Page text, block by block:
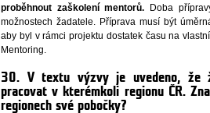
proběhnout zaškolení mentorů. Doba
možnostech žadatele. Příprava musí být
aby byl v rámci projektu dostatek času na
Mentoring.
30. V textu výzvy je uvedeno, že
pracovat v kterémkoli regionu ČR.
regionech své pobočky?